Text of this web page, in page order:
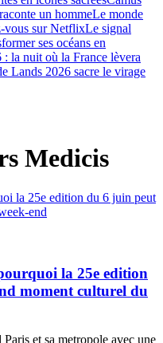
un hommeLe monde
vous sur NetflixLe signal
ses océans en
: la nuit où la France lèvera
Lands 2026 sacre le virage
Medicis
la 25e edition
moment culturel du
et sa metropole avec une